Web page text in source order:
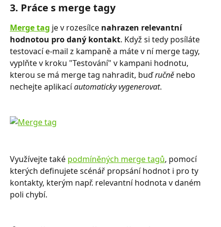
3. Práce s merge tagy
Merge tag je v rozesílce nahrazen relevantní
hodnotou pro daný kontakt. Když si tedy posíláte
testovací e-mail z kampaně a máte v ní merge tagy,
vyplňte v kroku "Testování" v kampani hodnotu,
kterou se má merge tag nahradit, buď ručně nebo
nechejte aplikací automaticky vygenerovat.
Využívejte také podmíněných merge tagů, pomocí
kterých definujete scénář propsání hodnot i pro ty
kontakty, kterým např. relevantní hodnota v daném
poli chybí.